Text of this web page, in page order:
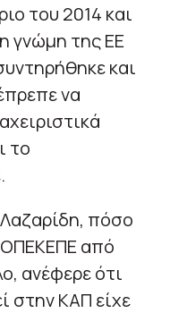
του 2014 και
γνώμη της ΕΕ
και
να
το
πόσο
ΟΠΕΚΕΠΕ από
ανέφερε ότι
στην ΚΑΠ είχε